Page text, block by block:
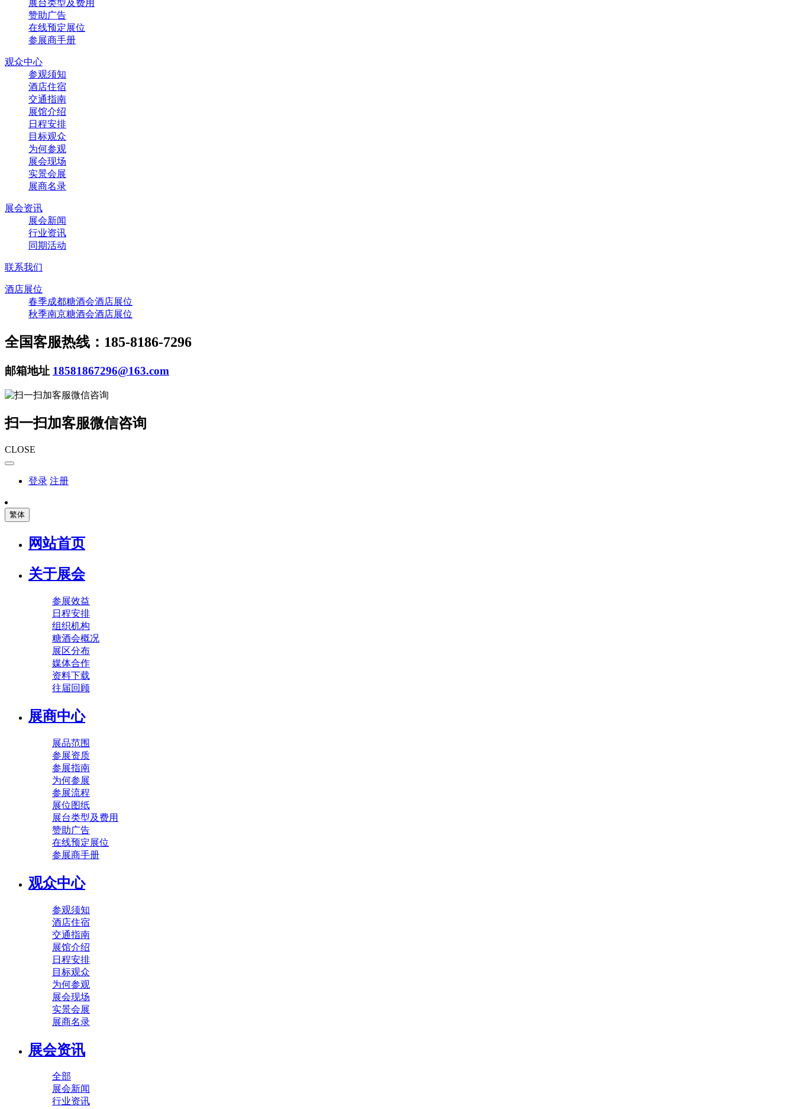
展台类型及费用
赞助广告
在线预定展位
参展商手册
观众中心
参观须知
酒店住宿
交通指南
展馆介绍
日程安排
目标观众
为何参观
展会现场
实景会展
展商名录
展会资讯
展会新闻
行业资讯
同期活动
联系我们
酒店展位
春季成都糖酒会酒店展位
秋季南京糖酒会酒店展位
全国客服热线：185-8186-7296
邮箱地址 18581867296@163.com
扫一扫加客服微信咨询
CLOSE
登录 注册
繁体
网站首页
关于展会
参展效益
日程安排
组织机构
糖酒会概况
展区分布
媒体合作
资料下载
往届回顾
展商中心
展品范围
参展资质
参展指南
为何参展
参展流程
展位图纸
展台类型及费用
赞助广告
在线预定展位
参展商手册
观众中心
参观须知
酒店住宿
交通指南
展馆介绍
日程安排
目标观众
为何参观
展会现场
实景会展
展商名录
展会资讯
全部
展会新闻
行业资讯